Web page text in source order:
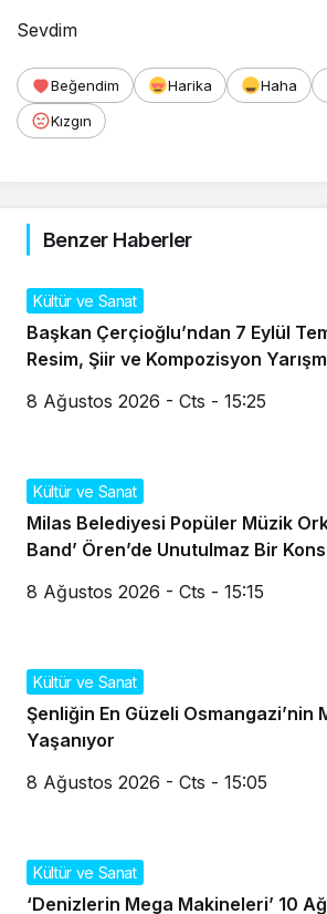
Sevdim
Beğendim Harika Haha
Kızgın
Benzer Haberler
Kültür ve Sanat
Başkan Çerçioğlu’ndan 7 Eylül
Resim, Şiir ve Kompozisyon
8 Ağustos 2026 - Cts - 15:25
Kültür ve Sanat
Milas Belediyesi Popüler Müzik
Band’ Ören’de Unutulmaz Bir
8 Ağustos 2026 - Cts - 15:15
Kültür ve Sanat
Şenliğin En Güzeli Osmangazi’nin
Yaşanıyor
8 Ağustos 2026 - Cts - 15:05
Kültür ve Sanat
‘Denizlerin Mega Makineleri’ 10